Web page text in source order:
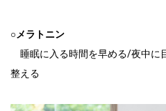
○メラトニン
睡眠に入る時間を早める/夜中に
整える